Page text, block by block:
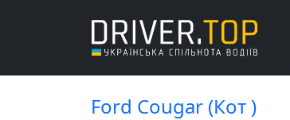
Ford Cougar (Кот )